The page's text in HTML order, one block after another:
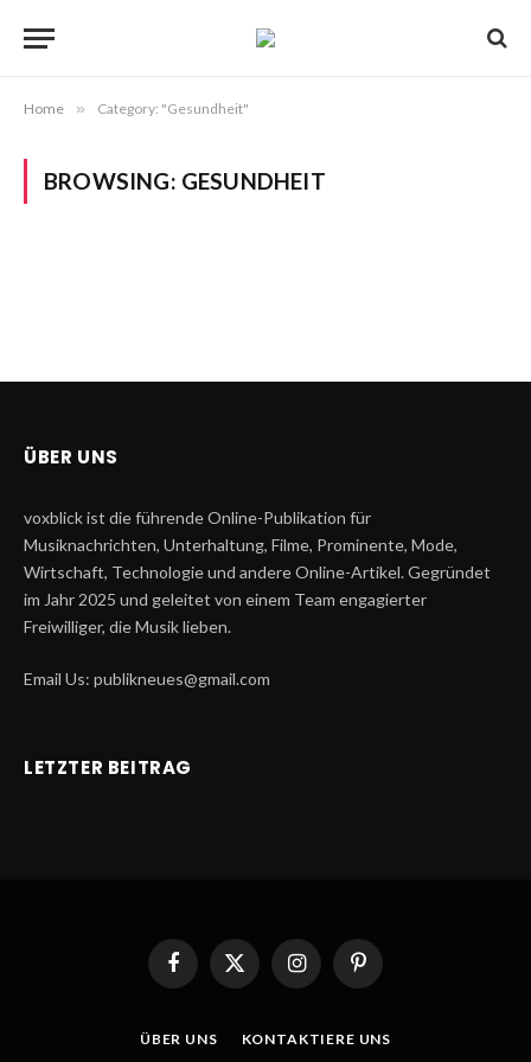
Home » Category: "Gesundheit"
BROWSING: GESUNDHEIT
ÜBER UNS
voxblick ist die führende Online-Publikation für
Musiknachrichten, Unterhaltung, Filme, Prominente, Mode,
Wirtschaft, Technologie und andere Online-Artikel. Gegründet
im Jahr 2025 und geleitet von einem Team engagierter
Freiwilliger, die Musik lieben.
Email Us: publikneues@gmail.com
LETZTER BEITRAG
FacebookX
(Twitter)
InstagramPinterest
ÜBER UNS KONTAKTIERE UNS